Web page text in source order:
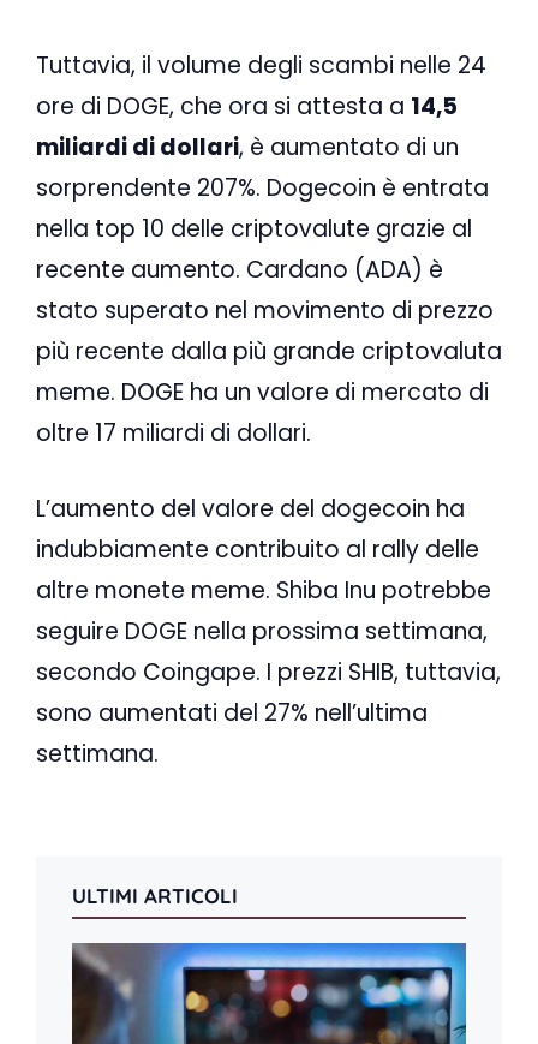
Tuttavia, il volume degli scambi nelle 24
ore di DOGE, che ora si attesta a 14,5
miliardi di dollari, è aumentato di un
sorprendente 207%. Dogecoin è entrata
nella top 10 delle criptovalute grazie al
recente aumento. Cardano (ADA) è
stato superato nel movimento di prezzo
più recente dalla più grande criptovaluta
meme. DOGE ha un valore di mercato di
oltre 17 miliardi di dollari.
L’aumento del valore del dogecoin ha
indubbiamente contribuito al rally delle
altre monete meme. Shiba Inu potrebbe
seguire DOGE nella prossima settimana,
secondo Coingape. I prezzi SHIB, tuttavia,
sono aumentati del 27% nell’ultima
settimana.
ULTIMI ARTICOLI